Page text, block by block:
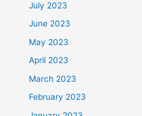
July 2023
June 2023
May 2023
April 2023
March 2023
February 2023